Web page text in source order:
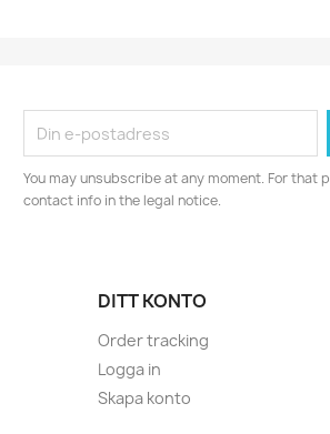
You may unsubscribe at any moment. For that
contact info in the legal notice.
DITT KONTO
Order tracking
Logga in
Skapa konto